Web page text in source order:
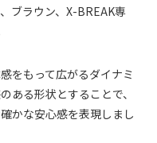
ブラウン、X-BREAK専
をもって広がるダイナミ
ある形状とすることで、
かな安心感を表現しまし